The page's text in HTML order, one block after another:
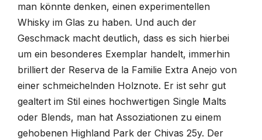
man könnte denken, einen experimentellen
Whisky im Glas zu haben. Und auch der
Geschmack macht deutlich, dass es sich hierbei
um ein besonderes Exemplar handelt, immerhin
brilliert der Reserva de la Familie Extra Anejo von
einer schmeichelnden Holznote. Er ist sehr gut
gealtert im Stil eines hochwertigen Single Malts
oder Blends, man hat Assoziationen zu einem
gehobenen Highland Park der Chivas 25y. Der